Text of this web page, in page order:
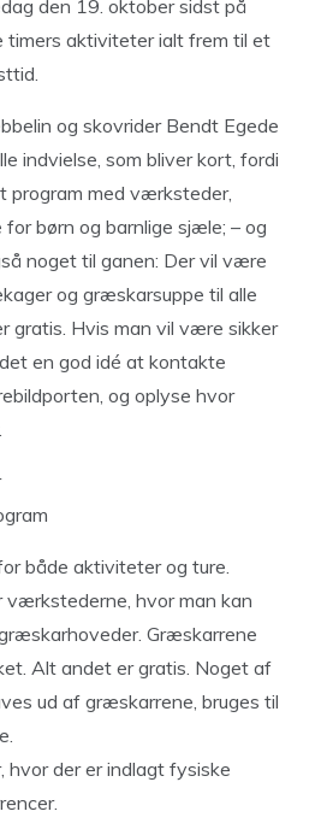
den 19. oktober sidst på
timers aktiviteter ialt frem til et
og skovrider Bendt Egede
indvielse, som bliver kort, fordi
program med værksteder,
børn og barnlige sjæle; – og
noget til ganen: Der vil være
og græskarsuppe til alle
gratis. Hvis man vil være sikker
en god idé at kontakte
og oplyse hvor
både aktiviteter og ture.
hvor man kan
Græskarrene
Alt andet er gratis. Noget af
ud af græskarrene, bruges til
hvor der er indlagt fysiske